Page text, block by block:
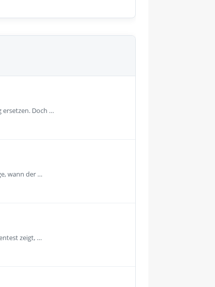
ersetzen. Doch …
wann der …
zeigt, …